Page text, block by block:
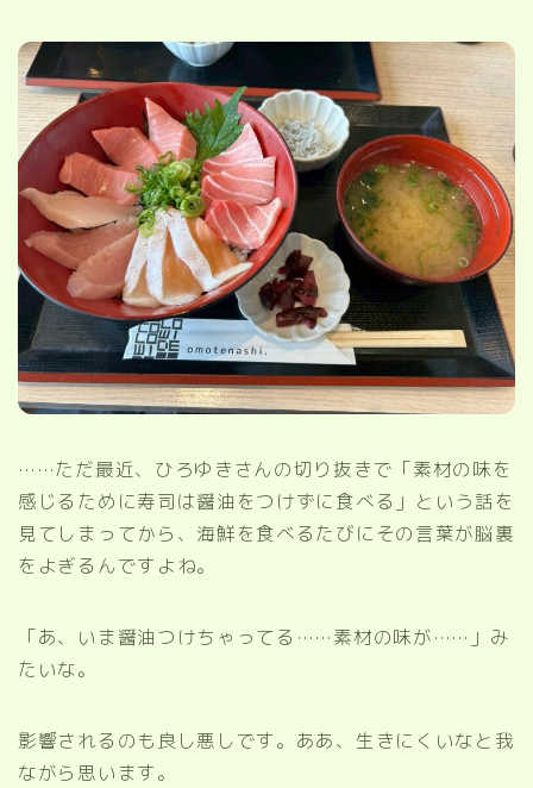
……ただ最近、ひろゆきさんの切り抜きで「素材の味を
感じるために寿司は醤油をつけずに食べる」という話を
見てしまってから、海鮮を食べるたびにその言葉が脳裏
をよぎるんですよね。
「あ、いま醤油つけちゃってる……素材の味が……」み
たいな。
影響されるのも良し悪しです。ああ、生きにくいなと我
ながら思います。